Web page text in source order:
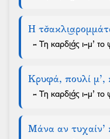
Η
- Τη καρδι͜άς ι-μ’ το
Κρυφά, πουλί μ’,
- Τη καρδι͜άς ι-μ’ το
Μάνα αν τυχαίν’